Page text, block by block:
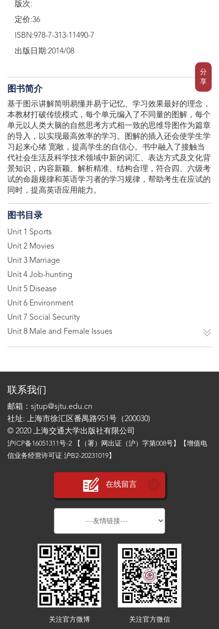
分
享
版次:
定价:36
ISBN:978-7-313-11490-7
出版日期:2014/08
图书简介
基于图示讲解简明易懂并易于记忆、学习效果最好的理念，
本教材打破传统模式，每个单元编入了不同量的图解，每个
单元以人类大脑的自然思考方式相一致的思维导图作为篇章
的导入，以实现最高效率的学习。图解的插入还会使学生学
习起来心绪 宽敞，提高学生的自信心。书中融入了接触当
代社会生活及科学技术领域中新的词汇、表达方式及文化背
景知识，内容新颖、解析精准、结构合理，符合四、六级考
试的命题规律和英语学习者的学习规律，帮助考生在应试的
同时，提高英语应用能力。
图书目录
Unit 1 Sports
Unit 2 Movies
Unit 3 Marriage
Unit 4 Job-hunting
Unit 5 Disease
Unit 6 Environment
Unit 7 Social Security
Unit 8 Male and Female Issues
联系我们
邮箱：sjtup@sjtu.edu.cn
社址: 上海市徐汇区番禺路951号（200030)
© 2020 上海交通大学出版社有限公司
沪ICP备16051311号-2 【（署）网出证（沪）字第008号】【增值电
信业务经营许可证 沪B2-20231019】
在线留言
关注官方微博 关注官方微信